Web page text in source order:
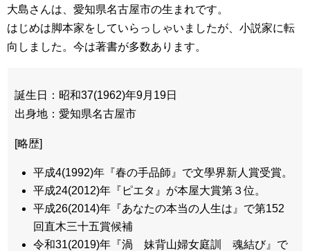
大島さんは、愛知県名古屋市の生まれです。
はじめは脚本家をしていらっしゃいましたが、小説家に転
向しました。今は著書が多数あります。
誕生日：昭和37(1962)年9月 19日
出身地：愛知県名古屋市
[略歴]
平成4(1992)年『春の手品師』で文學界新人賞受賞。
平成24(2012)年『ピエタ』が本屋大賞第３位。
平成26(2014)年『あなたの本当の人生は』で第152
回直木三十五賞候補
令和31(2019)年『渦妹背山婦女庭訓
魂結び』で